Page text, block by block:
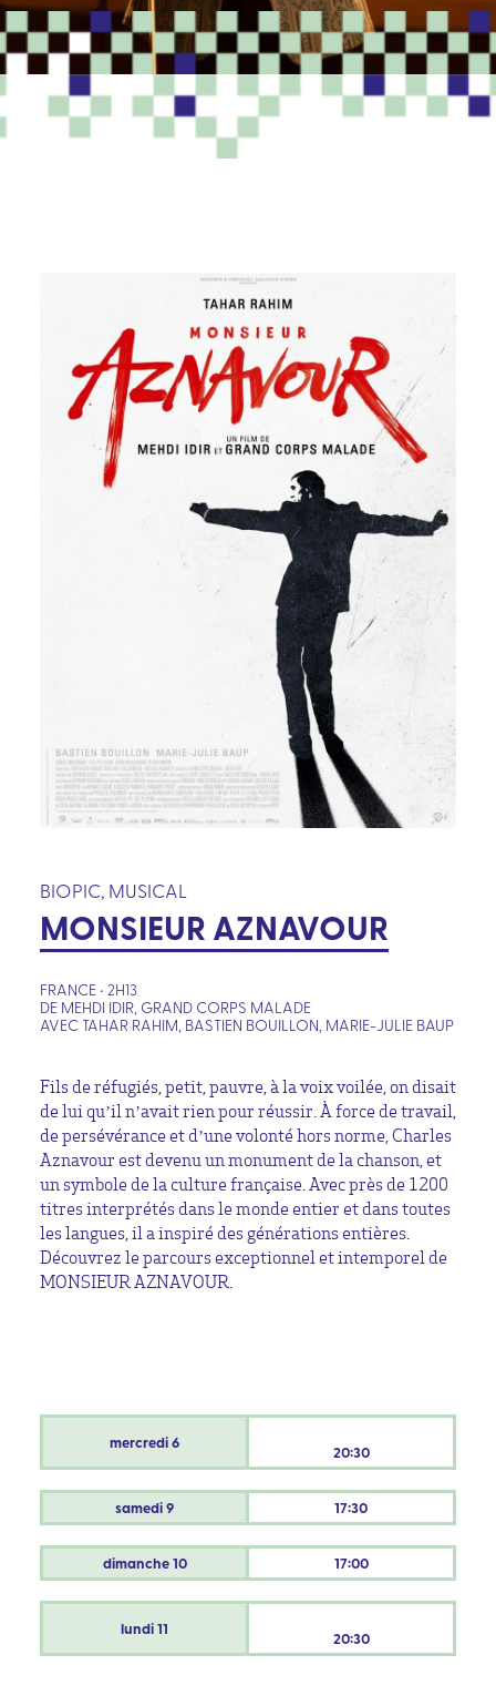
BIOPIC, MUSICAL
MONSIEUR AZNAVOUR
FRANCE • 2H13
DE MEHDI IDIR, GRAND CORPS MALADE
AVEC TAHAR RAHIM, BASTIEN BOUILLON, MARIE-JULIE BAUP
Fils de réfugiés, petit, pauvre, à la voix voilée, on disait
de lui qu’il n’avait rien pour réussir. À force de travail,
de persévérance et d’une volonté hors norme, Charles
Aznavour est devenu un monument de la chanson, et
un symbole de la culture française. Avec près de 1200
titres interprétés dans le monde entier et dans toutes
les langues, il a inspiré des générations entières.
Découvrez le parcours exceptionnel et intemporel de
MONSIEUR AZNAVOUR.
mercredi6 20:30
samedi9 17:30
dimanche10 17:00
lundi11 20:30